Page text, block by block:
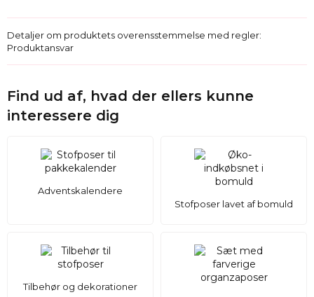
Detaljer om produktets overensstemmelse med regler:
Produktansvar
Find ud af, hvad der ellers kunne
interessere dig
Adventskalendere
Stofposer lavet af bomuld
Tilbehør og dekorationer